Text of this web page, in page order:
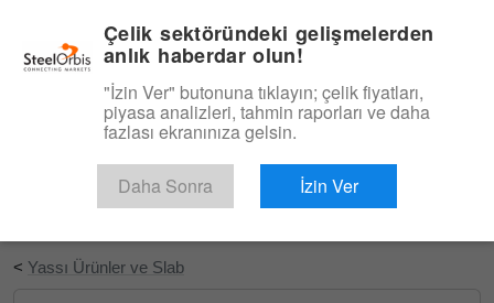
Ücretsiz Deneyin
< Yassı Ürünler ve Slab
Çelik sektöründeki gelişmelerden
anlık haberdar olun!
"İzin Ver" butonuna tıklayın; çelik fiyatları,
piyasa analizleri, tahmin raporları ve daha
fazlası ekranınıza gelsin.
Daha Sonra İzin Ver